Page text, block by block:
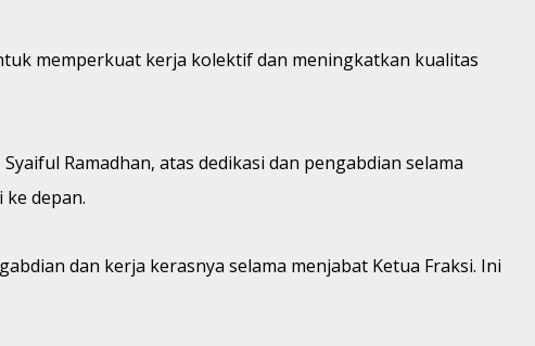
memperkuat kerja kolektif dan meningkatkan kualitas
Ramadhan, atas dedikasi dan pengabdian selama
depan.
dan kerja kerasnya selama menjabat Ketua Fraksi. Ini